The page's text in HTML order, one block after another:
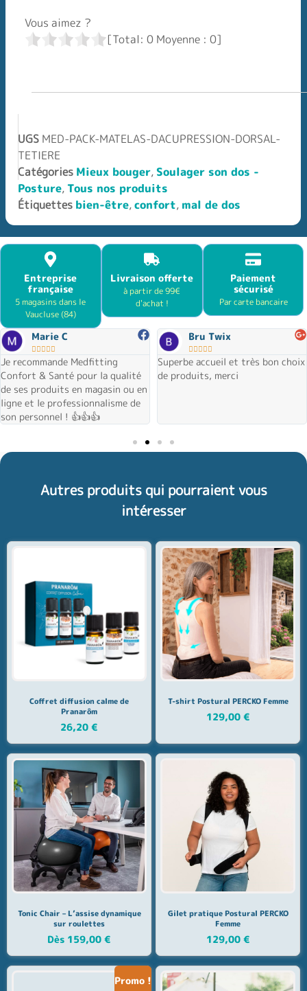
Vous aimez ?
[Total: 0 Moyenne : 0]
UGS MED-PACK-MATELAS-DACUPRESSION-DORSAL-
TETIERE
Catégories Mieux bouger,Soulager son dos -
Posture,Tous nos produits
Étiquettes bien-être,confort, mal de dos
Entreprise
française
5 magasins dans le
Vaucluse (84)
Livraison offerte
à partir de 99€
d'achat !
Paiement
sécurisé
Par carte bancaire
Marie C
    
Je recommande Medfitting
Confort & Santé pour la qualité
de ses produits en magasin ou en
ligne et le professionnalisme de
son personnel ! 👍👍👍
Bru Twix
    
Superbe accueil et très bon choix
de produits, merci
Autres produits qui pourraient vous
intéresser
Coffret diffusion calme de
Pranarôm
26,20 €
T-shirt Postural PERCKO Femme
129,00 €
Tonic Chair – L’assise dynamique
sur roulettes
Dès 159,00 €
Gilet pratique Postural PERCKO
Femme
129,00 €
Promo !